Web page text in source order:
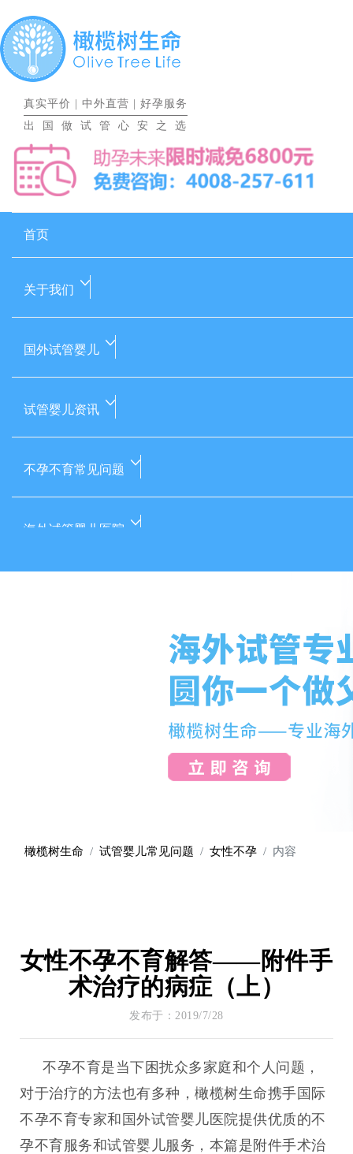
真实平价 中外直营
好孕服务
出国做试管心安之选
首页
关于我们
国外试管婴儿
试管婴儿资讯
不孕不育常见问题
海外试管婴儿医院
橄榄树生命 试管婴儿常见问题 女性不孕 内容
女性不孕不育解答——附件手
术治疗的病症（上）
发布于：2019/7/28
不孕不育是当下困扰众多家庭和个人问题，
对于治疗的方法也有多种，橄榄树生命携手国际
不孕不育专家和国外试管婴儿医院提供优质的不
孕不育服务和试管婴儿服务，本篇是附件手术治